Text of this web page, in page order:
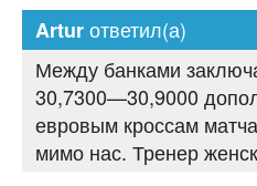
Arturответил(а)
Между банками
30,7300—30,9000
евровым кроссам
мимо нас. Тренер